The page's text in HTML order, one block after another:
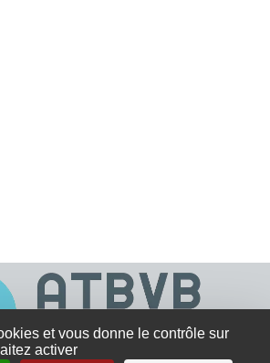
et vous donne le contrôle sur
activer